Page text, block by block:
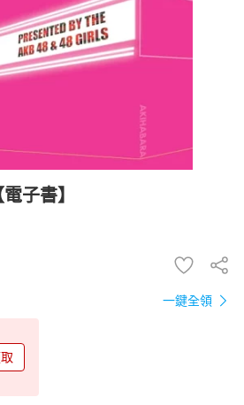
本書
子書】
一鍵全領